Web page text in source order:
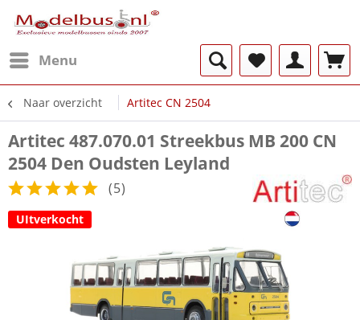
Menu
Naar overzicht Artitec CN 2504
Artitec 487.070.01 Streekbus MB 200 CN
2504 Den Oudsten Leyland
(5)
UItverkocht